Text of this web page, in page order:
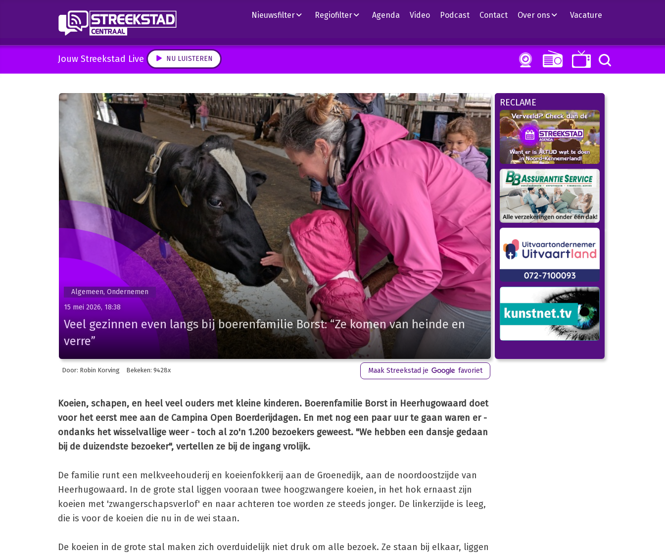
Nieuwsfilter Regiofilter Agenda Video Podcast Contact Over ons Vacature
Jouw Streekstad Live NU LUISTEREN
RECLAME
Algemeen, Ondernemen
15 mei 2026, 18:38
Veel gezinnen even langs bij boerenfamilie Borst: “Ze komen van heinde en
verre”
Door: Robin Korving Bekeken: 9428x Maak Streekstad je favoriet
Koeien, schapen, en heel veel ouders met kleine kinderen. Boerenfamilie Borst in Heerhugowaard doet
voor het eerst mee aan de Campina Open Boerderijdagen. En met nog een paar uur te gaan waren er -
ondanks het wisselvallige weer - toch al zo'n 1.200 bezoekers geweest. "We hebben een dansje gedaan
bij de duizendste bezoeker", vertellen ze bij de ingang vrolijk.
De familie runt een melkveehouderij en koeienfokkerij aan de Groenedijk, aan de noordoostzijde van
Heerhugowaard. In de grote stal liggen vooraan twee hoogzwangere koeien, in het hok ernaast zijn
koeien met 'zwangerschapsverlof' en naar achteren toe worden ze steeds jonger. De linkerzijde is leeg,
die is voor de koeien die nu in de wei staan.
De koeien in de grote stal maken zich overduidelijk niet druk om alle bezoek. Ze staan bij elkaar, liggen